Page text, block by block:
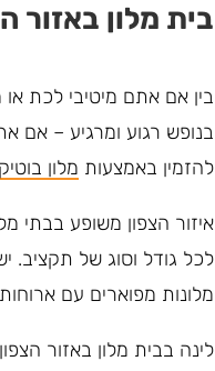
בית מלון באזור
בין אם אתם מיטיבי לכת
בנופש רגוע ומרגיע – אם
להזמין באמצעות מלון
איזור הצפון משופע בבתי
לכל גודל וסוג של תקציב.
מלונות מפוארים עם
לינה בבית מלון באזור